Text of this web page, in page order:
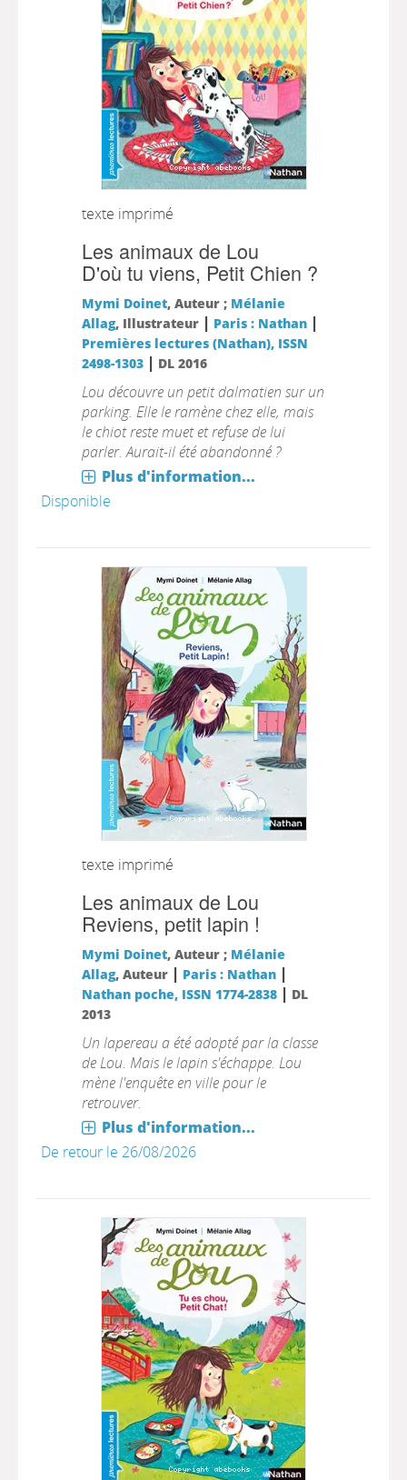
texte imprimé
Les animaux de Lou
D'où tu viens, Petit Chien ?
Mymi Doinet, Auteur ; Mélanie
Allag, Illustrateur | Paris : Nathan|
Premières lectures (Nathan), ISSN
2498-1303| DL 2016
Lou découvre un petit dalmatien sur un
parking. Elle le ramène chez elle, mais
le chiot reste muet et refuse de lui
parler. Aurait-il été abandonné ?
Plus d'information...
Disponible
texte imprimé
Les animaux de Lou
Reviens, petit lapin !
Mymi Doinet, Auteur ; Mélanie
Allag, Auteur | Paris : Nathan|
Nathan poche, ISSN 1774-2838| DL
2013
Un lapereau a été adopté par la classe
de Lou. Mais le lapin s'échappe. Lou
mène l'enquête en ville pour le
retrouver.
Plus d'information...
De retour le 26/08/2026